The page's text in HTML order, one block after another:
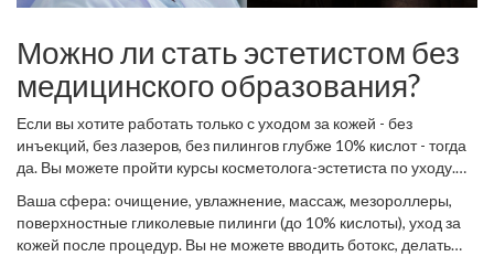
Можно ли стать эстетистом без
медицинского образования?
Если вы хотите работать только с уходом за кожей - без
инъекций, без лазеров, без пилингов глубже 10% кислот - тогда
да. Вы можете пройти курсы косметолога-эстетиста по уходу.
медицинском смысле. Вы - косметолог-консультант,
ухаживающий специалист, мастер по уходу.
Ваша сфера: очищение, увлажнение, массаж, мезороллеры,
поверхностные гликолевые пилинги (до 10% кислоты), уход за
кожей после процедур. Вы не можете вводить ботокс, делать